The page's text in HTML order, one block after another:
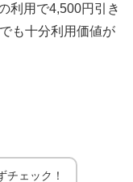
利用で4,500円引き
も十分利用価値が
チェック！